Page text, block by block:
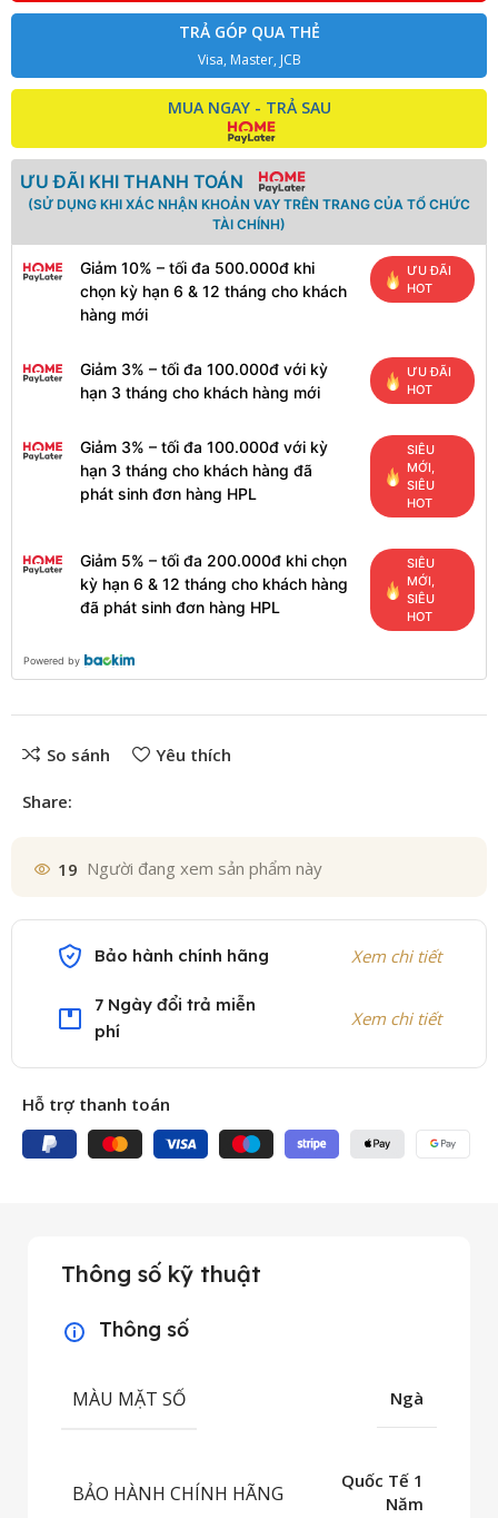
TRẢ GÓP QUA THẺ
Visa, Master, JCB
MUA NGAY - TRẢ SAU
ƯU ĐÃI KHI THANH TOÁN
(SỬ DỤNG KHI XÁC NHẬN KHOẢN VAY TRÊN TRANG CỦA TỔ CHỨC
TÀI CHÍNH)
Giảm 10% – tối đa 500.000đ khi
chọn kỳ hạn 6 & 12 tháng cho khách
hàng mới
ƯU ĐÃI
HOT
Giảm 3% – tối đa 100.000đ với kỳ
hạn 3 tháng cho khách hàng mới
ƯU ĐÃI
HOT
Giảm 3% – tối đa 100.000đ với kỳ
hạn 3 tháng cho khách hàng đã
phát sinh đơn hàng HPL
SIÊU
MỚI,
SIÊU
HOT
Giảm 5% – tối đa 200.000đ khi chọn
kỳ hạn 6 & 12 tháng cho khách hàng
đã phát sinh đơn hàng HPL
SIÊU
MỚI,
SIÊU
HOT
Powered by
So sánh Yêu thích
Share:
19 Người đang xem sản phẩm này
Bảo hành chính hãng Xem chi tiết
7 Ngày đổi trả miễn
phí
Xem chi tiết
Hỗ trợ thanh toán
Thông số kỹ thuật
Thông số
MÀU MẶT SỐ Ngà
BẢO HÀNH CHÍNH HÃNG
Quốc Tế 1
Năm